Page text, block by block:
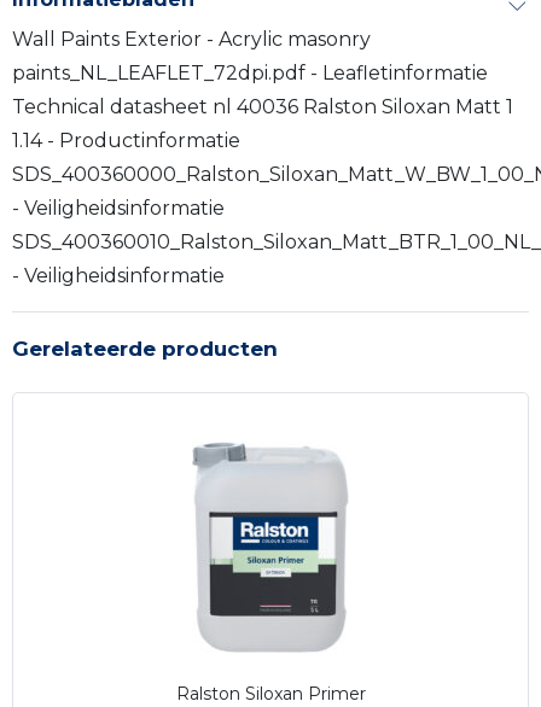
Wall Paints Exterior - Acrylic masonry
paints_NL_LEAFLET_72dpi.pdf - Leafletinformatie
Technical datasheet nl 40036 Ralston Siloxan Matt 1
1.14 - Productinformatie
- Veiligheidsinformatie
- Veiligheidsinformatie
Gerelateerde producten
Ralston Siloxan Primer